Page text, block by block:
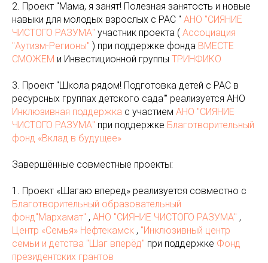
2. Проект "Мама, я занят! Полезная занятость и новые
навыки для молодых взрослых с РАС " АНО "СИЯНИЕ
ЧИСТОГО РАЗУМА" участник проекта ( Ассоциация
"Аутизм-Регионы" ) при поддержке фонда ВМЕСТЕ
СМОЖЕМ и Инвестиционной группы ТРИНФИКО
3. Проект "Школа рядом! Подготовка детей с РАС в
ресурсных группах детского сада'" реализуется АНО
Инклюзивная поддержка с участием АНО "СИЯНИЕ
ЧИСТОГО РАЗУМА" при поддержке Благотворительный
фонд «Вклад в будущее»
Завершённые совместные проекты:
1. Проект «Шагаю вперед» реализуется совместно с
Благотворительный образовательный
фонд"Мархамат" , АНО "СИЯНИЕ ЧИСТОГО РАЗУМА" ,
Центр «Семья» Нефтекамск , "Инклюзивный центр
семьи и детства "Шаг вперёд" при поддержке Фонд
президентских грантов